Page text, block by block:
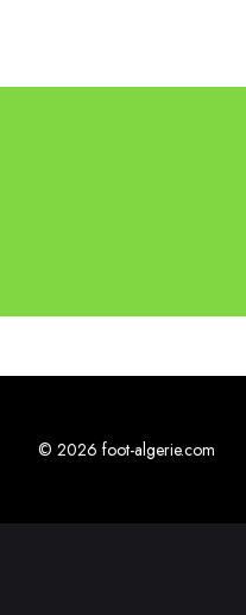
© 2026 foot-algerie.com